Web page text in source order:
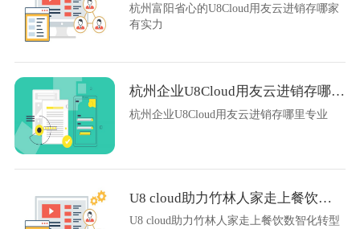
杭州富阳省心的U8Cloud用友云进销存哪家
有实力
杭州企业U8Cloud用友云进销存哪里专业
杭州企业U8Cloud用友云进销存哪里专业
U8 cloud助力竹林人家走上餐饮数智化转型升级之路
U8 cloud助力竹林人家走上餐饮数智化转型